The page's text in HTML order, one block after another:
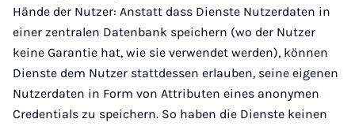
Hände der Nutzer: Anstatt dass Dienste Nutzerdaten in
einer zentralen Datenbank speichern (wo der Nutzer
keine Garantie hat, wie sie verwendet werden), können
Dienste dem Nutzer stattdessen erlauben, seine eigenen
Nutzerdaten in Form von Attributen eines anonymen
Credentials zu speichern. So haben die Dienste keinen